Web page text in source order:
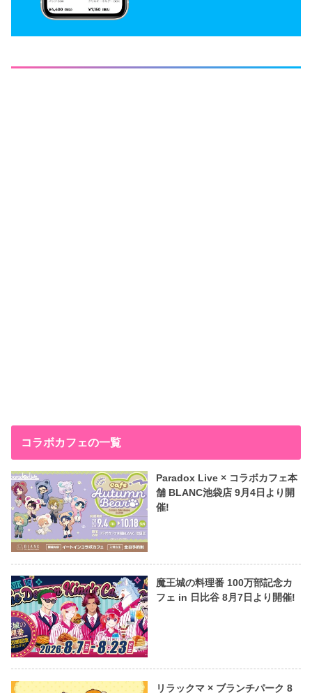
コラボカフェの一覧
Paradox Live × コラボカフェ本
舗 BLANC池袋店 9月4日より開
催!
魔王城の料理番 100万部記念カ
フェ in 日比谷 8月7日より開催!
リラックマ × ブランチパーク 8